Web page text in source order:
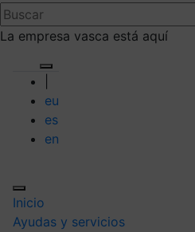
La empresa vasca está aquí
eu
es
en
Inicio
Ayudas y servicios